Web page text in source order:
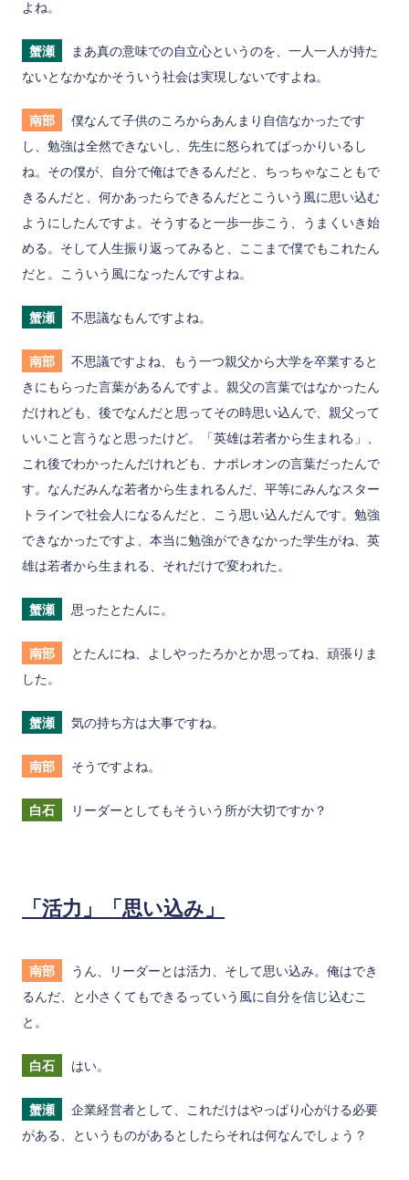
よね。
蟹瀬
まあ真の意味での自立心というのを、一人一人が持た
ないとなかなかそういう社会は実現しないですよね。
南部
僕なんて子供のころからあんまり自信なかったです
し、勉強は全然できないし、先生に怒られてばっかりいるし
ね。その僕が、自分で俺はできるんだと、ちっちゃなこともで
きるんだと、何かあったらできるんだとこういう風に思い込む
ようにしたんですよ。そうすると一歩一歩こう、うまくいき始
める。そして人生振り返ってみると、ここまで僕でもこれたん
だと。こういう風になったんですよね。
蟹瀬 不思議なもんですよね。
南部
不思議ですよね、もう一つ親父から大学を卒業すると
きにもらった言葉があるんですよ。親父の言葉ではなかったん
だけれども、後でなんだと思ってその時思い込んで、親父って
いいこと言うなと思ったけど。「英雄は若者から生まれる」、
これ後でわかったんだけれども、ナポレオンの言葉だったんで
す。なんだみんな若者から生まれるんだ、平等にみんなスター
トラインで社会人になるんだと、こう思い込んだんです。勉強
できなかったですよ、本当に勉強ができなかった学生がね、英
雄は若者から生まれる、それだけで変われた。
蟹瀬 思ったとたんに。
南部
とたんにね、よしやったろかとか思ってね、頑張りま
した。
蟹瀬 気の持ち方は大事ですね。
南部 そうですよね。
白石 リーダーとしてもそういう所が大切ですか？
「活力」「思い込み」
南部
うん、リーダーとは活力、そして思い込み。俺はでき
るんだ、と小さくてもできるっていう風に自分を信じ込むこ
と。
白石 はい。
蟹瀬
企業経営者として、これだけはやっぱり心がける必要
がある、というものがあるとしたらそれは何なんでしょう？